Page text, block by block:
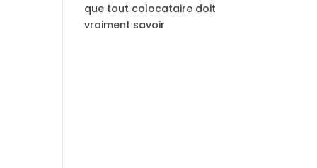
que tout colocataire doit
vraiment savoir